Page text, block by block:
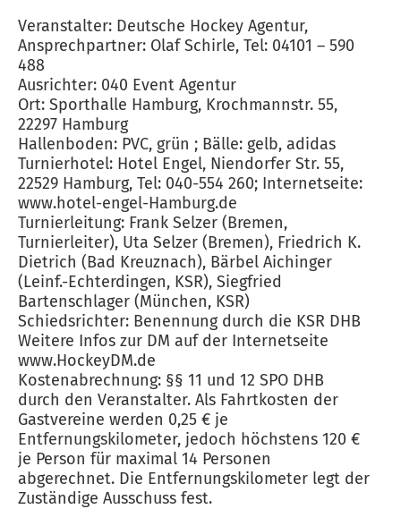
Veranstalter: Deutsche Hockey Agentur,
Ansprechpartner: Olaf Schirle, Tel: 04101 – 590
488
Ausrichter: 040 Event Agentur
Ort: Sporthalle Hamburg, Krochmannstr. 55,
22297 Hamburg
Hallenboden: PVC, grün ; Bälle: gelb, adidas
Turnierhotel: Hotel Engel, Niendorfer Str. 55,
22529 Hamburg, Tel: 040-554 260; Internetseite:
www.hotel-engel-Hamburg.de
Turnierleitung: Frank Selzer (Bremen,
Turnierleiter), Uta Selzer (Bremen), Friedrich K.
Dietrich (Bad Kreuznach), Bärbel Aichinger
(Leinf.-Echterdingen, KSR), Siegfried
Bartenschlager (München, KSR)
Schiedsrichter: Benennung durch die KSR DHB
Weitere Infos zur DM auf der Internetseite
www.HockeyDM.de
Kostenabrechnung: §§ 11 und 12 SPO DHB
durch den Veranstalter. Als Fahrtkosten der
Gastvereine werden 0,25 € je
Entfernungskilometer, jedoch höchstens 120 €
je Person für maximal 14 Personen
abgerechnet. Die Entfernungskilometer legt der
Zuständige Ausschuss fest.